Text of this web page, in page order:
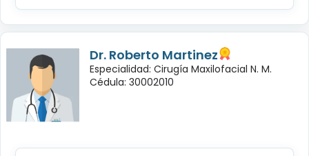
Dr. Roberto Martinez
Especialidad: Cirugía Maxilofacial N. M.
Cédula: 30002010